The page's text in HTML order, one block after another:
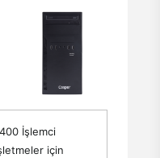
İşlemci
için